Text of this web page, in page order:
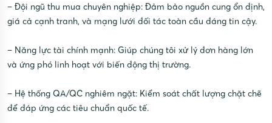
– Đội ngũ thu mua chuyên nghiệp: Đảm bảo nguồn cung ổn định,
giá cả cạnh tranh, và mạng lưới đối tác toàn cầu đáng tin cậy.
– Năng lực tài chính mạnh: Giúp chúng tôi xử lý đơn hàng lớn
và ứng phó linh hoạt với biến động thị trường.
– Hệ thống QA/QC nghiêm ngặt: Kiểm soát chất lượng chặt chẽ
để đáp ứng các tiêu chuẩn quốc tế.